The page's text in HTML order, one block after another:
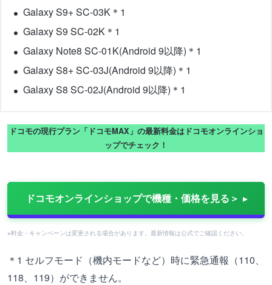
Galaxy S9+ SC-03K＊1
Galaxy S9 SC-02K＊1
Galaxy Note8 SC-01K(Android 9以降)＊1
Galaxy S8+ SC-03J(Android 9以降)＊1
Galaxy S8 SC-02J(Android 9以降)＊1
ドコモの現行プラン「ドコモMAX」の最新料金はドコモオンラインショ
ップでチェック！
ドコモオンラインショップで機種・価格を見る＞
※料金・キャンペーンは変更される場合があります。最新情報は公式でご確認ください。
＊1 セルフモード（機内モードなど）時に緊急通報（110、
118、119）ができません。